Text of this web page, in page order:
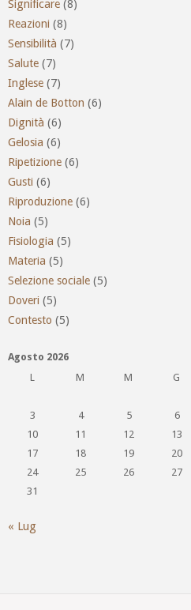
Significare (8)
Reazioni (8)
Sensibilità (7)
Salute (7)
Inglese (7)
Alain de Botton (6)
Dignità (6)
Gelosia (6)
Ripetizione (6)
Gusti (6)
Riproduzione (6)
Noia (5)
Fisiologia (5)
Materia (5)
Selezione sociale (5)
Doveri (5)
Contesto (5)
Agosto 2026
L
M M G
3
4 5 6
10
11 12 13
17
18 19 20
24
25 26 27
31
« Lug